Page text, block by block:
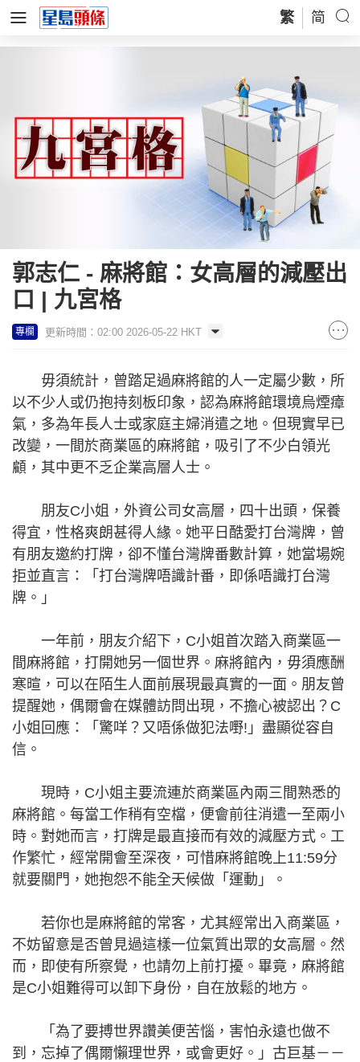
繁 简
郭志仁 - 麻將館：女高層的減壓出
口 | 九宮格
專欄 更新時間：02:00 2026-05-22 HKT
毋須統計，曾踏足過麻將館的人一定屬少數，所
以不少人或仍抱持刻板印象，認為麻將館環境烏煙瘴
氣，多為年長人士或家庭主婦消遣之地。但現實早已
改變，一間於商業區的麻將館，吸引了不少白領光
顧，其中更不乏企業高層人士。
朋友C小姐，外資公司女高層，四十出頭，保養
得宜，性格爽朗甚得人緣。她平日酷愛打台灣牌，曾
有朋友邀約打牌，卻不懂台灣牌番數計算，她當場婉
拒並直言：「打台灣牌唔識計番，即係唔識打台灣
牌。」
一年前，朋友介紹下，C小姐首次踏入商業區一
間麻將館，打開她另一個世界。麻將館內，毋須應酬
寒暄，可以在陌生人面前展現最真實的一面。朋友曾
提醒她，偶爾會在媒體訪問出現，不擔心被認出？C
小姐回應：「驚咩？又唔係做犯法嘢!」盡顯從容自
信。
現時，C小姐主要流連於商業區內兩三間熟悉的
麻將館。每當工作稍有空檔，便會前往消遣一至兩小
時。對她而言，打牌是最直接而有效的減壓方式。工
作繁忙，經常開會至深夜，可惜麻將館晚上11:59分
就要關門，她抱怨不能全天候做「運動」。
若你也是麻將館的常客，尤其經常出入商業區，
不妨留意是否曾見過這樣一位氣質出眾的女高層。然
而，即使有所察覺，也請勿上前打擾。畢竟，麻將館
是C小姐難得可以卸下身份，自在放鬆的地方。
「為了要搏世界讚美便苦惱，害怕永遠也做不
到，忘掉了偶爾懶理世界，或會更好。」古巨基－－